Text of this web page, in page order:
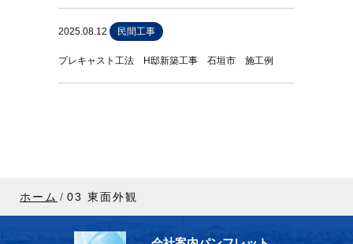
2025.08.12 民間工事
プレキャスト工法 H邸新築工事 石垣市 施工例
ホーム 03 東面外観